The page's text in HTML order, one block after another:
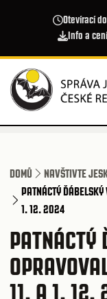
Otevírací
Info a
DOMŮ NAVŠTIVTE
PATNÁCTÝ
1. 12. 2024
PATNÁCTÝ
11. A 1. 12.